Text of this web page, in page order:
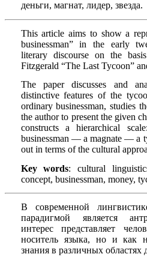
деньги, магнат, лидер, звезда.
This article aims to show a
businessman” in the early
literary discourse on the
Fitzgerald “The Last Tycoon”
The paper discusses and
distinctive features of the
ordinary businessman, studies
the author to present the given
constructs a hierarchical
businessman — a magnate — a
out in terms of the cultural
Key words: cultural
concept, businessman, money,
В современной
парадигмой является
интерес представляет
носитель языка, но и как
знания в различных областях